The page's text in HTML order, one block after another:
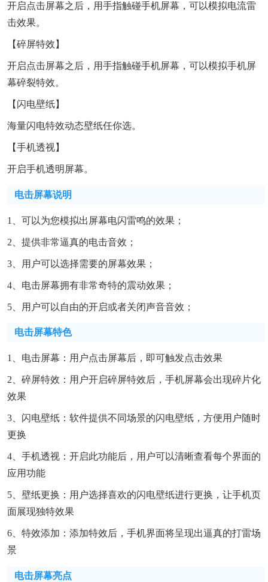
开启点击屏幕之后，用手指触碰手机屏幕，可以模拟电流雷
击效果。
【碎屏特效】
开启点击屏幕之后，用手指触碰手机屏幕，可以模拟手机屏
幕碎裂特效。
【闪电壁纸】
海量闪电特效动态壁纸任你选。
【手机透视】
开启手机透明屏幕。
电击屏幕说明
1、可以为您模拟出屏幕电闪雷鸣的效果；
2、提供非常逼真的电击音效；
3、用户可以选择需要的屏幕效果；
4、电击屏幕拥有非常奇特的震动效果；
5、用户可以自由的开启或者关闭声音音效；
电击屏幕特色
1、电击屏幕：用户点击屏幕后，即可触发点击效果
2、碎屏特效：用户开启碎屏特效后，手机屏幕会出现碎片化
效果
3、闪电壁纸：软件提供不同场景的闪电壁纸，方便用户随时
更换
4、手机透视：开启此功能后，用户可以清晰查看每个界面的
应用功能
5、壁纸更换：用户选择喜欢的闪电壁纸进行更换，让手机页
面展现独特效果
6、特效添加：添加特效后，手机界面将呈现出逼真的打雷场
景
电击屏幕亮点